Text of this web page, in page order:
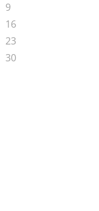
9
16
23
30